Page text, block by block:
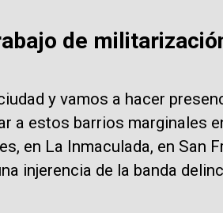
de
y vamos a hacer
a estos barrios marginales
en La Inmaculada, en San
injerencia de la banda